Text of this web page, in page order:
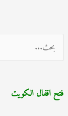
ل
ح
فتح اقفال الكويت